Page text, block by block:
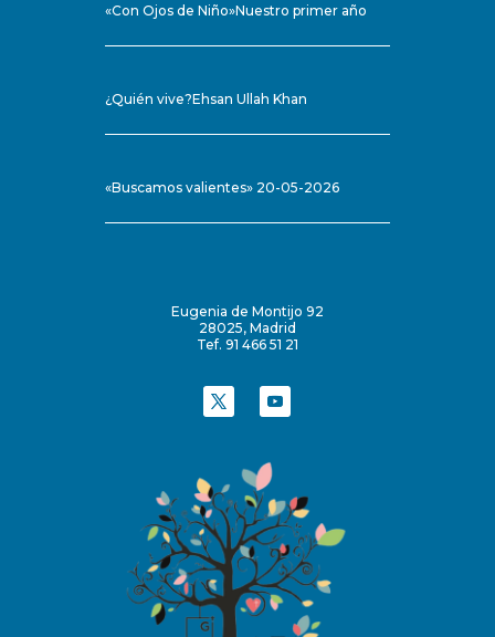
«Con Ojos de Niño»Nuestro primer año
¿Quién vive?Ehsan Ullah Khan
«Buscamos valientes» 20-05-2026
Eugenia de Montijo 92
28025, Madrid
Tef. 91 466 51 21